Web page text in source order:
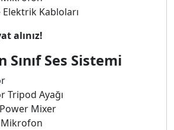
Elektrik Kabloları
alınız!
Sınıf Ses Sistemi
Tripod Ayağı
Mixer